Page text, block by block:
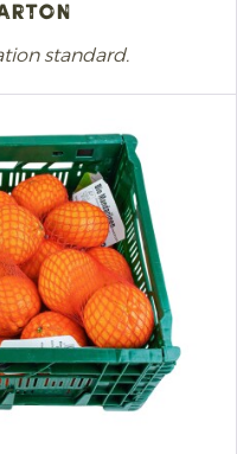
standard.